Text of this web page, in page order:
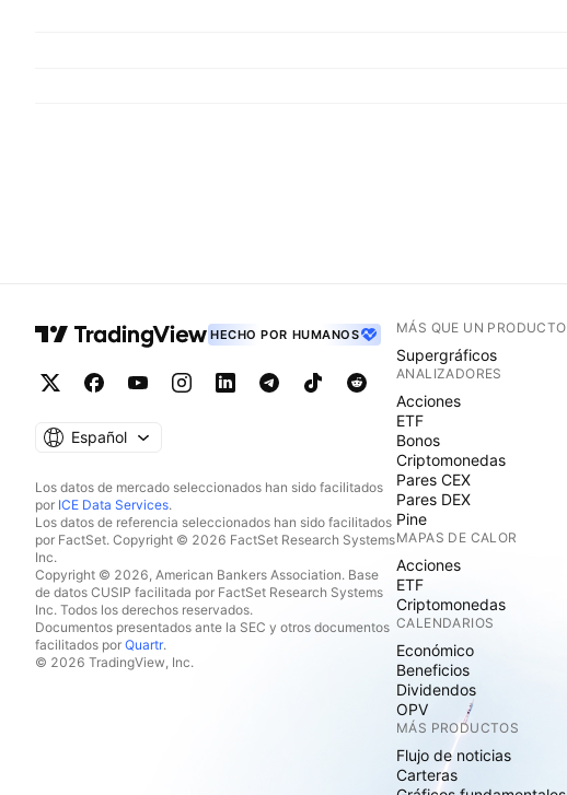
HECHO POR HUMANOS
Español
Los datos de mercado seleccionados han sido facilitados
por ICE Data Services.
Los datos de referencia seleccionados han sido facilitados
por FactSet. Copyright © 2026 FactSet Research Systems
Inc.
Copyright © 2026, American Bankers Association. Base
de datos CUSIP facilitada por FactSet Research Systems
Inc. Todos los derechos reservados.
Documentos presentados ante la SEC y otros documentos
facilitados por Quartr.
© 2026 TradingView, Inc.
MÁS QUE UN PRODUCTO
Supergráficos
ANALIZADORES
Acciones
ETF
Bonos
Criptomonedas
Pares CEX
Pares DEX
Pine
MAPAS DE CALOR
Acciones
ETF
Criptomonedas
CALENDARIOS
Económico
Beneficios
Dividendos
OPV
MÁS PRODUCTOS
Flujo de noticias
Carteras